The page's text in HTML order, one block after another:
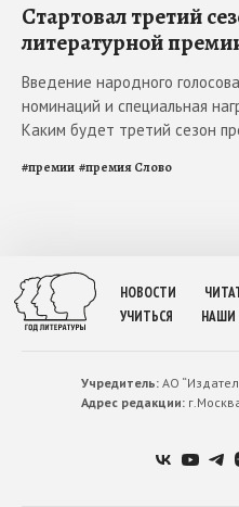
Стартовал третий
литературной
Введение народного
номинаций и специальная
Каким будет третий сезон
#премии #премия Слово
НОВОСТИ
УЧИТЬСЯ
НАШИ
Учредитель:АО
Адрес редакции: